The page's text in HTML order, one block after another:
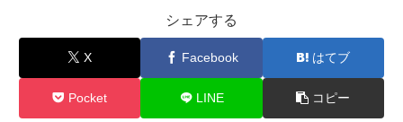
シェアする
X Facebook はてブ
Pocket LINE コピー